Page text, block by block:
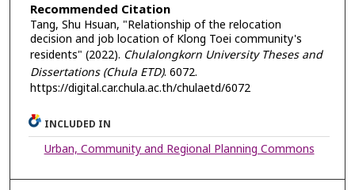
Recommended Citation
Tang, Shu Hsuan, "Relationship of the relocation
decision and job location of Klong Toei community's
residents" (2022). Chulalongkorn University Theses and
Dissertations (Chula ETD). 6072.
https://digital.car.chula.ac.th/chulaetd/6072
INCLUDED IN
Urban, Community and Regional Planning Commons